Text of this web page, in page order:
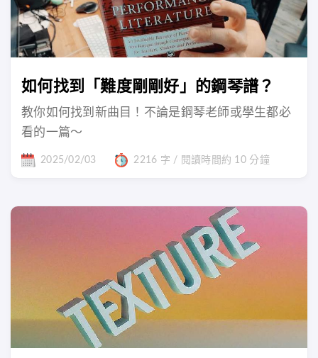
如何找到「難度剛剛好」的鋼琴譜？
教你如何找到新曲目！不論是鋼琴老師或學生都必
看的一篇～
2025/02/03 2216 字 / 閱讀時間約 10 分鐘